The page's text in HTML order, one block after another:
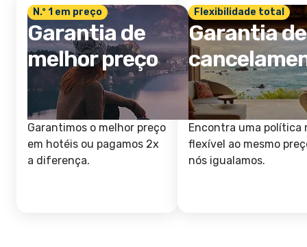
N.º 1 em preço
Garantia de
melhor preço
Garantimos o melhor preço
em hotéis ou pagamos 2x
a diferença.
Flexibilidade total
Garantia de
Encontra uma política
flexível ao mesmo
nós igualamos.